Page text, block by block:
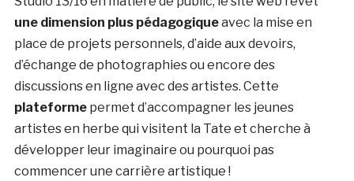
une dimension plus pédagogiqueavec la mise en
place de projets personnels, d’aide aux devoirs,
d’échange de photographies ou encore des
discussions en ligne avec des artistes. Cette
plateforme permet d’accompagner les jeunes
artistes en herbe qui visitent la Tate et cherche à
développer leur imaginaire ou pourquoi pas
commencer une carrière artistique !